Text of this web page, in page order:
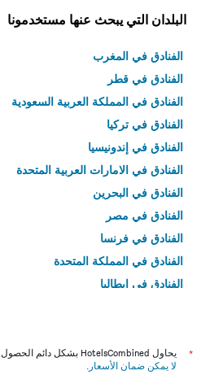
البلدان التي يبحث عنها مستخدمونا
الفنادق في المغرب
الفنادق في قطر
الفنادق في المملكة العربية السعودية
الفنادق في تركيا
الفنادق في إندونيسيا
الفنادق في الامارات العربية المتحدة
الفنادق في البحرين
الفنادق في مصر
الفنادق في فرنسا
الفنادق في المملكة المتحدة
الفنادق في إيطاليا
*
يحاول HotelsCombined بشكل دائم الحصول على الأسعار الدقيقة، ولكن
لا يمكن ضمان الأسعار .